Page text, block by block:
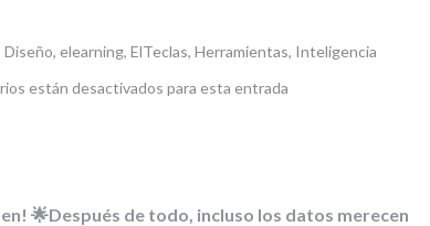
Diseño, elearning, ElTeclas, Herramientas, Inteligencia
están desactivados para esta entrada
🌟Después de todo, incluso los datos merecen